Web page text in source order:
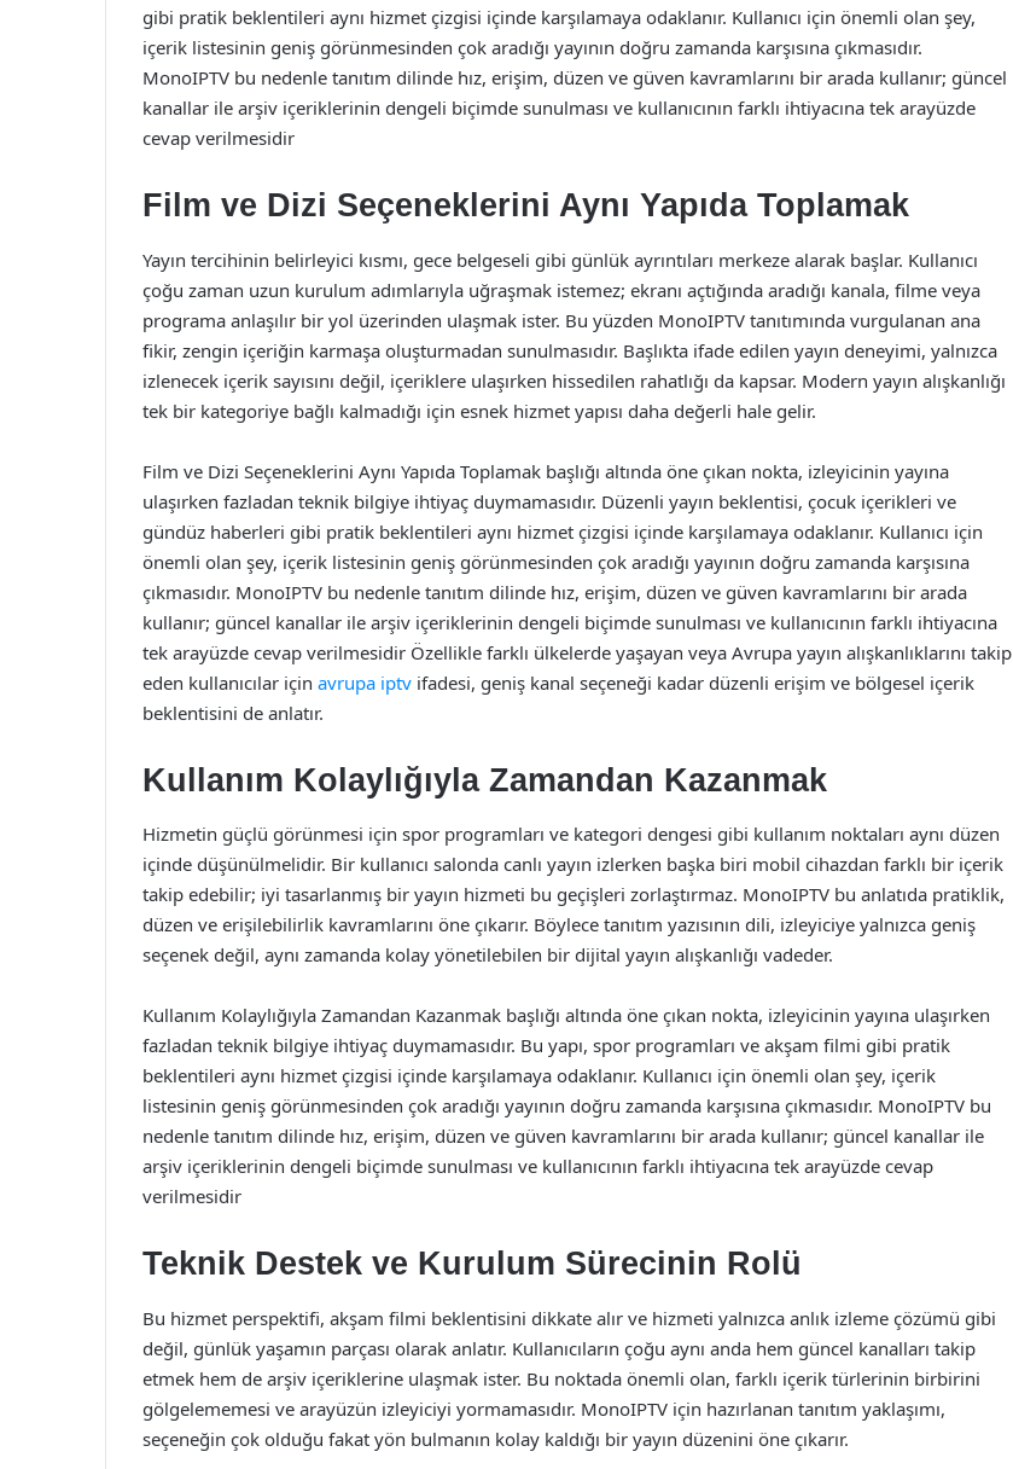
gibi pratik beklentileri aynı hizmet çizgisi içinde karşılamaya odaklanır. Kullanıcı için önemli olan şey,
içerik listesinin geniş görünmesinden çok aradığı yayının doğru zamanda karşısına çıkmasıdır.
MonoIPTV bu nedenle tanıtım dilinde hız, erişim, düzen ve güven kavramlarını bir arada kullanır; güncel
kanallar ile arşiv içeriklerinin dengeli biçimde sunulması ve kullanıcının farklı ihtiyacına tek arayüzde
cevap verilmesidir
Film ve Dizi Seçeneklerini Aynı Yapıda Toplamak
Yayın tercihinin belirleyici kısmı, gece belgeseli gibi günlük ayrıntıları merkeze alarak başlar. Kullanıcı
çoğu zaman uzun kurulum adımlarıyla uğraşmak istemez; ekranı açtığında aradığı kanala, filme veya
programa anlaşılır bir yol üzerinden ulaşmak ister. Bu yüzden MonoIPTV tanıtımında vurgulanan ana
fikir, zengin içeriğin karmaşa oluşturmadan sunulmasıdır. Başlıkta ifade edilen yayın deneyimi, yalnızca
izlenecek içerik sayısını değil, içeriklere ulaşırken hissedilen rahatlığı da kapsar. Modern yayın alışkanlığı
tek bir kategoriye bağlı kalmadığı için esnek hizmet yapısı daha değerli hale gelir.
Film ve Dizi Seçeneklerini Aynı Yapıda Toplamak başlığı altında öne çıkan nokta, izleyicinin yayına
ulaşırken fazladan teknik bilgiye ihtiyaç duymamasıdır. Düzenli yayın beklentisi, çocuk içerikleri ve
gündüz haberleri gibi pratik beklentileri aynı hizmet çizgisi içinde karşılamaya odaklanır. Kullanıcı için
önemli olan şey, içerik listesinin geniş görünmesinden çok aradığı yayının doğru zamanda karşısına
çıkmasıdır. MonoIPTV bu nedenle tanıtım dilinde hız, erişim, düzen ve güven kavramlarını bir arada
kullanır; güncel kanallar ile arşiv içeriklerinin dengeli biçimde sunulması ve kullanıcının farklı ihtiyacına
tek arayüzde cevap verilmesidir Özellikle farklı ülkelerde yaşayan veya Avrupa yayın alışkanlıklarını takip
eden kullanıcılar için avrupa iptv ifadesi, geniş kanal seçeneği kadar düzenli erişim ve bölgesel içerik
beklentisini de anlatır.
Kullanım Kolaylığıyla Zamandan Kazanmak
Hizmetin güçlü görünmesi için spor programları ve kategori dengesi gibi kullanım noktaları aynı düzen
içinde düşünülmelidir. Bir kullanıcı salonda canlı yayın izlerken başka biri mobil cihazdan farklı bir içerik
takip edebilir; iyi tasarlanmış bir yayın hizmeti bu geçişleri zorlaştırmaz. MonoIPTV bu anlatıda pratiklik,
düzen ve erişilebilirlik kavramlarını öne çıkarır. Böylece tanıtım yazısının dili, izleyiciye yalnızca geniş
seçenek değil, aynı zamanda kolay yönetilebilen bir dijital yayın alışkanlığı vadeder.
Kullanım Kolaylığıyla Zamandan Kazanmak başlığı altında öne çıkan nokta, izleyicinin yayına ulaşırken
fazladan teknik bilgiye ihtiyaç duymamasıdır. Bu yapı, spor programları ve akşam filmi gibi pratik
beklentileri aynı hizmet çizgisi içinde karşılamaya odaklanır. Kullanıcı için önemli olan şey, içerik
listesinin geniş görünmesinden çok aradığı yayının doğru zamanda karşısına çıkmasıdır. MonoIPTV bu
nedenle tanıtım dilinde hız, erişim, düzen ve güven kavramlarını bir arada kullanır; güncel kanallar ile
arşiv içeriklerinin dengeli biçimde sunulması ve kullanıcının farklı ihtiyacına tek arayüzde cevap
verilmesidir
Teknik Destek ve Kurulum Sürecinin Rolü
Bu hizmet perspektifi, akşam filmi beklentisini dikkate alır ve hizmeti yalnızca anlık izleme çözümü gibi
değil, günlük yaşamın parçası olarak anlatır. Kullanıcıların çoğu aynı anda hem güncel kanalları takip
etmek hem de arşiv içeriklerine ulaşmak ister. Bu noktada önemli olan, farklı içerik türlerinin birbirini
gölgelememesi ve arayüzün izleyiciyi yormamasıdır. MonoIPTV için hazırlanan tanıtım yaklaşımı,
seçeneğin çok olduğu fakat yön bulmanın kolay kaldığı bir yayın düzenini öne çıkarır.